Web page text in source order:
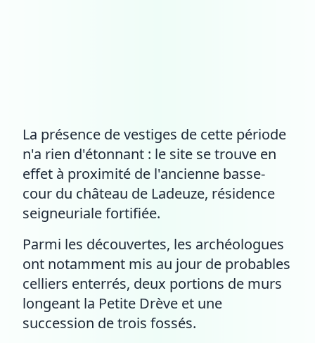
La présence de vestiges de cette période
n'a rien d'étonnant : le site se trouve en
effet à proximité de l'ancienne basse-
cour du château de Ladeuze, résidence
seigneuriale fortifiée.
Parmi les découvertes, les archéologues
ont notamment mis au jour de probables
celliers enterrés, deux portions de murs
longeant la Petite Drève et une
succession de trois fossés.